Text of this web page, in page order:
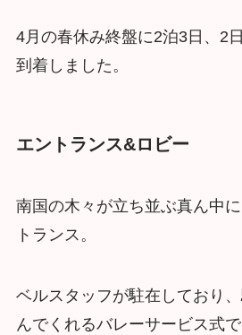
4月の春休み終盤に2泊3日、2
到着しました。
エントランス&ロビー
南国の木々が立ち並ぶ真ん中
トランス。
ベルスタッフが駐在しており
んでくれるバレーサービス式で